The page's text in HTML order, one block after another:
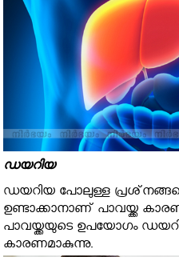
ഡയറിയ
ഡയറിയ പോലുള്ള പ്രശ്‌നങ്ങളെ
ഉണ്ടാക്കാനാണ് പാവയ്ക്ക
പാവയ്ക്കയുടെ ഉപയോഗം
കാരണമാകുന്നു.